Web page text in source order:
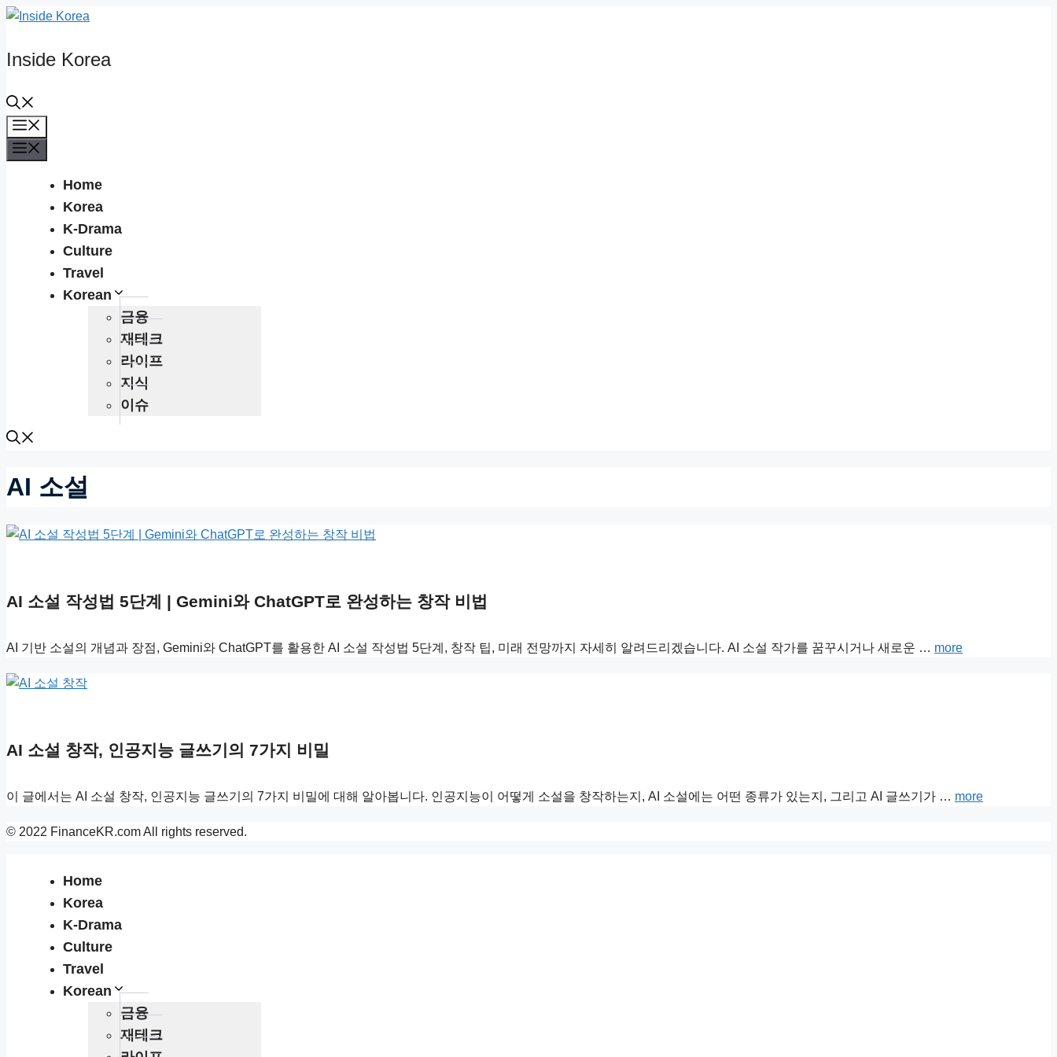
Skip
content
Inside Korea
Home
Korea
K-Drama
Culture
Travel
Korean
금융
재테크
라이프
지식
이슈
AI 소설
AI 소설 작성법 5단계 | Gemini와 ChatGPT로 완성하는 창작 비법
AI 기반 소설의 개념과 장점, Gemini와 ChatGPT를 활용한 AI 소설 작성법 5단계, 창작 팁, 미래 전망까지 자세히 알려드리겠습니다. AI 소설 작가를 꿈꾸시거나 새로운 … more
AI 소설 창작, 인공지능 글쓰기의 7가지 비밀
이 글에서는 AI 소설 창작, 인공지능 글쓰기의 7가지 비밀에 대해 알아봅니다. 인공지능이 어떻게 소설을 창작하는지, AI 소설에는 어떤 종류가 있는지, 그리고 AI 글쓰기가 … more
© 2022 FinanceKR.com All rights reserved.
Home
Korea
K-Drama
Culture
Travel
Korean
금융
재테크